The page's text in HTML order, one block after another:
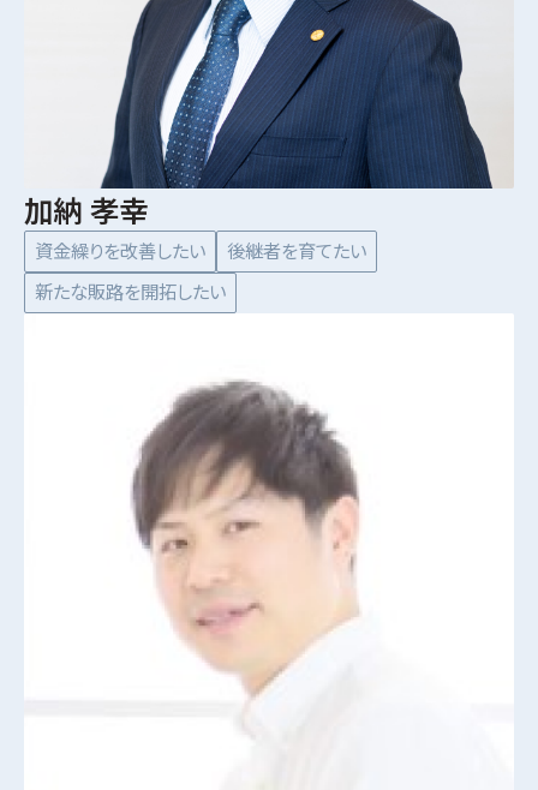
加納 孝幸
資金繰りを改善したい
後継者を育てたい
新たな販路を開拓したい